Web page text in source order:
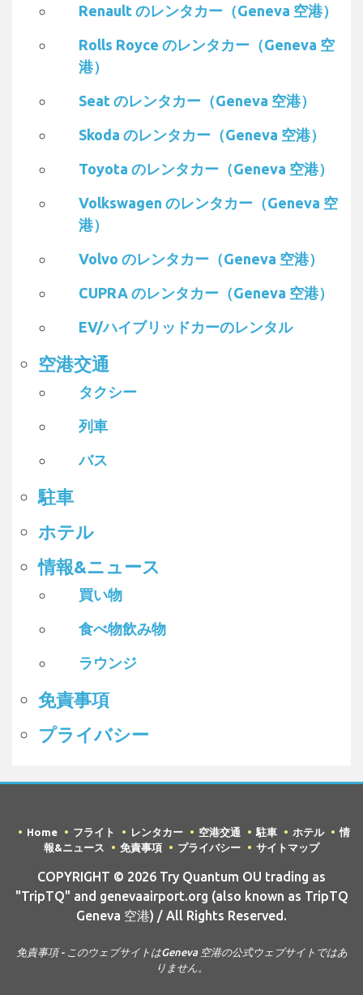
Renault のレンタカー（Geneva 空港）
Rolls Royce のレンタカー（Geneva 空
港）
Seat のレンタカー（Geneva 空港）
Skoda のレンタカー（Geneva 空港）
Toyota のレンタカー（Geneva 空港）
Volkswagen のレンタカー（Geneva 空
港）
Volvo のレンタカー（Geneva 空港）
CUPRA のレンタカー（Geneva 空港）
EV/ハイブリッドカーのレンタル
空港交通
タクシー
列車
バス
駐車
ホテル
情報&ニュース
買い物
食べ物飲み物
ラウンジ
免責事項
プライバシー
Home フライト レンタカー 空港交通 駐車 ホテル
情
報&ニュース
免責事項 プライバシー サイトマップ
COPYRIGHT © 2026 Try Quantum OU trading as
"TripTQ" and genevaairport.org (also known as TripTQ
Geneva 空港) / All Rights Reserved.
免責事項 - このウェブサイトはGeneva 空港の公式ウェブサイトではあ
りません。